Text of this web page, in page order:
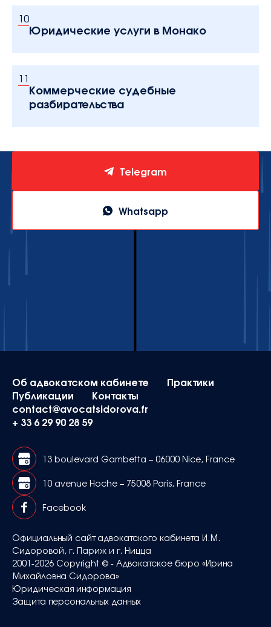
10
Юридические услуги в Монако
11
Коммерческие судебные
разбирательства
Telegram
Whatsapp
Об адвокатском кабинете
Практики
Публикации
Контакты
contact@avocatsidorova.fr
+ 33 6 29 90 28 59
13 boulevard Gambetta – 06000 Nice, France
10 avenue Hoche – 75008 Paris, France
Facebook
Официальный сайт адвокатского кабинета И.М.
Сидоровой, г. Париж и г. Ницца
2001-2026 Copyright © - Адвокатское бюро «Ирина
Михайловна Сидорова»
Юридическая информация
Защита персональных данных